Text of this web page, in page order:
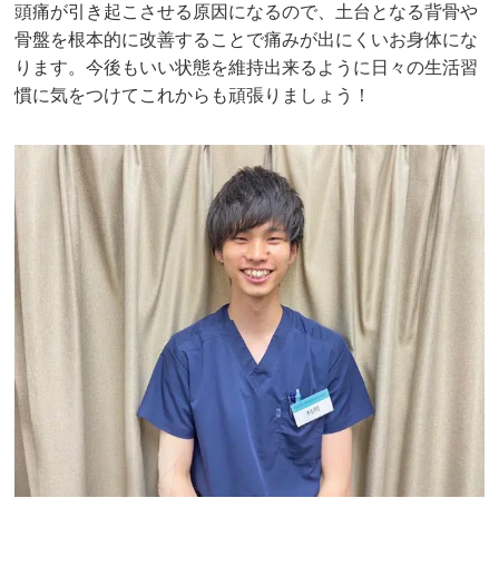
頭痛が引き起こさせる原因になるので、土台となる背骨や
骨盤を根本的に改善することで痛みが出にくいお身体にな
ります。今後もいい状態を維持出来るように日々の生活習
慣に気をつけてこれからも頑張りましょう！